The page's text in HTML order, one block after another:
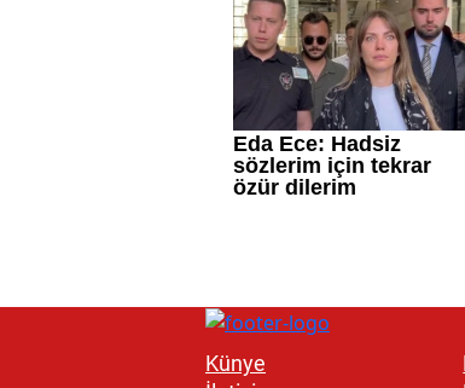
Künye